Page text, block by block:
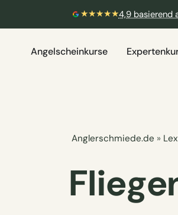
🎣 Aktuelle
Angelscheinkurse
Anglerschmiede.de »